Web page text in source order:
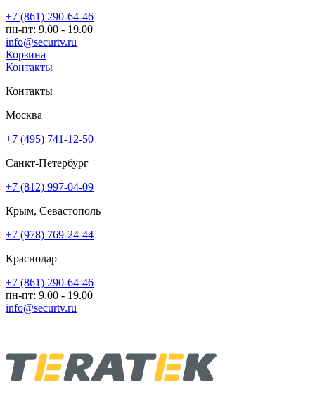
+7 (861) 290-64-46
пн-пт: 9.00 - 19.00
info@securtv.ru
Корзина
Контакты
Контакты
Москва
+7 (495) 741-12-50
Санкт-Петербург
+7 (812) 997-04-09
Крым, Севастополь
+7 (978) 769-24-44
Краснодар
+7 (861) 290-64-46
пн-пт: 9.00 - 19.00
info@securtv.ru